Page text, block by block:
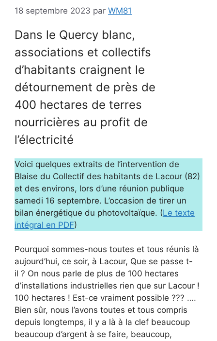
18 septembre 2023 par WM81
Dans le Quercy blanc,
associations et collectifs
d’habitants craignent le
détournement de près de
400 hectares de terres
nourricières au profit de
l’électricité
Voici quelques extraits de l’intervention de
Blaise du Collectif des habitants de Lacour (82)
et des environs, lors d’une réunion publique
samedi 16 septembre. L’occasion de tirer un
bilan énergétique du photovoltaïque. (Le texte
intégral en PDF)
Pourquoi sommes-nous toutes et tous réunis là
aujourd’hui, ce soir, à Lacour, Que se passe t-
il ? On nous parle de plus de 100 hectares
d’installations industrielles rien que sur Lacour !
100 hectares ! Est-ce vraiment possible ??? ….
Bien sûr, nous l’avons toutes et tous compris
depuis longtemps, il y a là à la clef beaucoup
beaucoup d’argent à se faire, beaucoup,